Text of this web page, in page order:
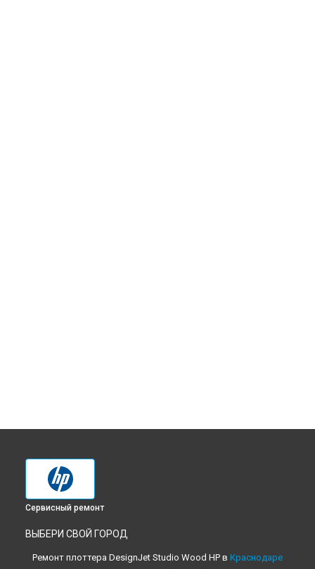
Сервисный ремонт
ВЫБЕРИ СВОЙ ГОРОД
Ремонт плоттера DesignJet Studio Wood HP в Краснодаре